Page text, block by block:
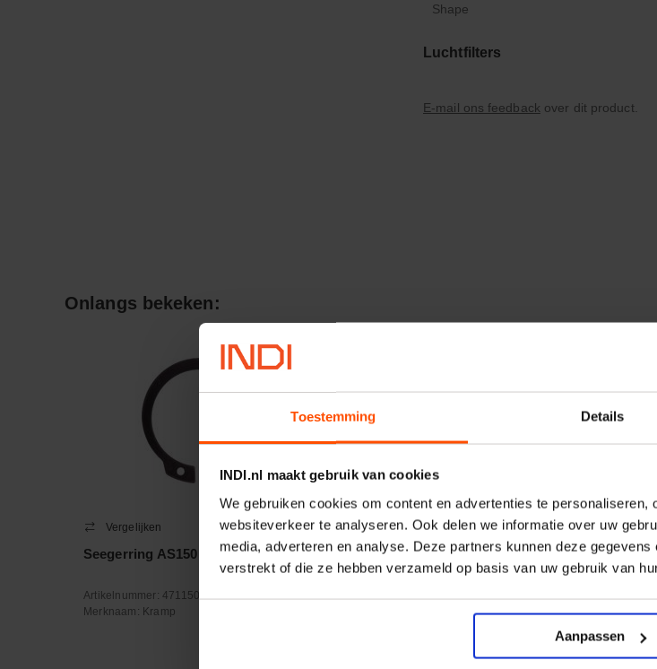
Toestemming Details
INDI.nl maakt gebruik van cookies
We gebruiken cookies om content en advertenties te
websiteverkeer te analyseren. Ook delen we informatie over uw
media, adverteren en analyse. Deze partners kunnen deze
verstrekt of die ze hebben verzameld op basis van uw gebruik van
Aanpassen
Shape
Luchtfilters
E-mail ons feedback over dit product.
Onlangs bekeken:
Vergelijken
Seegerring AS150
Artikelnummer: 471150P001
Merknaam: Kramp
Vergelijken
Motorbeveiligingsrelais 13-18A
Schneider-Electric
Rol